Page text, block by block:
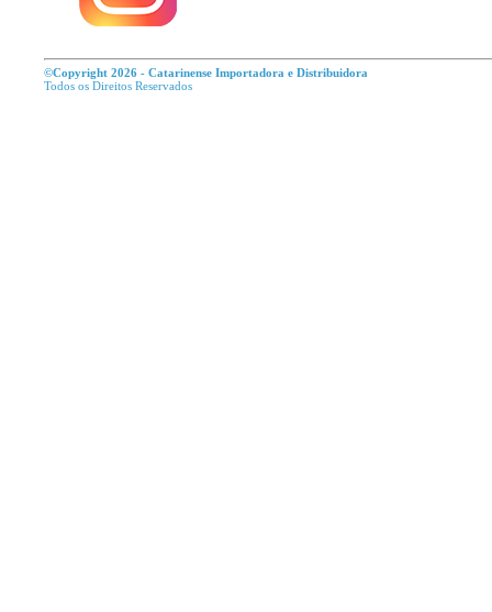
©Copyright 2026 - Catarinense Importadora e Distribuidora
Todos os Direitos